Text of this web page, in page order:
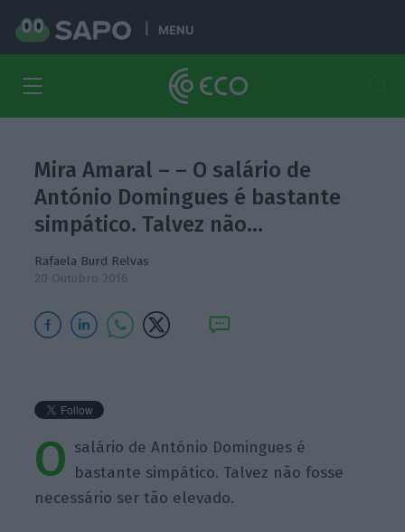
MENU
Mira Amaral – – O salário de
António Domingues é bastante
simpático. Talvez não…
Rafaela Burd Relvas
20 Outubro 2016
O salário de António Domingues é
bastante simpático. Talvez não fosse
necessário ser tão elevado.